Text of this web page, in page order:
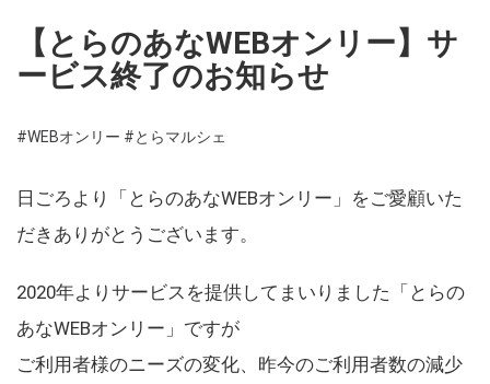
【とらのあなWEBオンリー】サ
ービス終了のお知らせ
#WEBオンリー #とらマルシェ
日ごろより「とらのあなWEBオンリー」をご愛顧いた
だきありがとうございます。
2020年よりサービスを提供してまいりました「とらの
あなWEBオンリー」ですが
ご利用者様のニーズの変化、昨今のご利用者数の減少